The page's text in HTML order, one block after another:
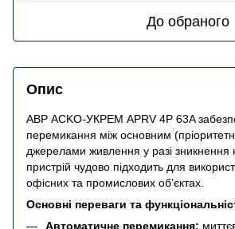
До обраного
Опис
АВР ACKO-УКРЕМ APRV 4P 63A
перемикання між основним
джерелами живлення у разі зникнення
пристрій чудово підходить для
офісних та промислових об’єктах.
Основні переваги та
Автоматичне перемикання: